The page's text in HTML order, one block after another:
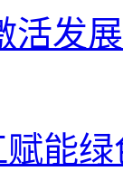
活发
能